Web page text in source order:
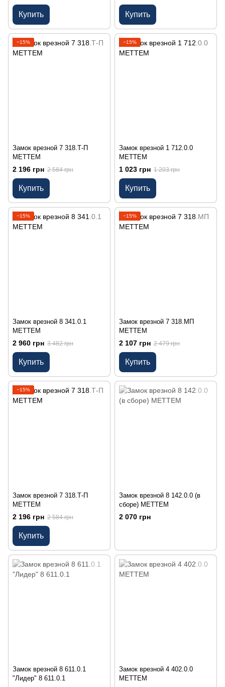
Купить Купить
−15%
Замок врезной 7 318.Т-П
МЕТТЕМ
2 196 грн 2 584 грн
Купить
−15%
Замок врезной 1 712.0.0
МЕТТЕМ
1 023 грн 1 203 грн
Купить
−15%
Замок врезной 8 341.0.1
МЕТТЕМ
2 960 грн 3 482 грн
Купить
−15%
Замок врезной 7 318.МП
МЕТТЕМ
2 107 грн 2 479 грн
Купить
−15%
Замок врезной 7 318.Т-П
МЕТТЕМ
2 196 грн 2 584 грн
Купить
Замок врезной 8 142.0.0 (в
сборе) МЕТТЕМ
2 070 грн
Замок врезной 8 611.0.1
"Лидер" 8 611.0.1
Замок врезной 4 402.0.0
МЕТТЕМ